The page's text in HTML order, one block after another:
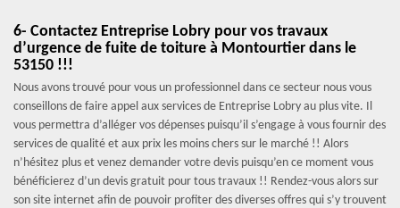
6- Contactez Entreprise Lobry pour vos travaux
d’urgence de fuite de toiture à Montourtier dans le
53150 !!!
Nous avons trouvé pour vous un professionnel dans ce secteur nous vous
conseillons de faire appel aux services de Entreprise Lobry au plus vite. Il
vous permettra d’alléger vos dépenses puisqu’il s’engage à vous fournir des
services de qualité et aux prix les moins chers sur le marché !! Alors
n’hésitez plus et venez demander votre devis puisqu’en ce moment vous
bénéficierez d’un devis gratuit pour tous travaux !! Rendez-vous alors sur
son site internet afin de pouvoir profiter des diverses offres qui s’y trouvent